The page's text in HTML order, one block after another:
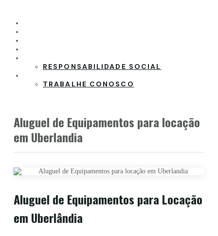
RESPONSABILIDADE SOCIAL
TRABALHE CONOSCO
Aluguel de Equipamentos para locação
em Uberlandia
Aluguel de Equipamentos para Locação
em Uberlândia